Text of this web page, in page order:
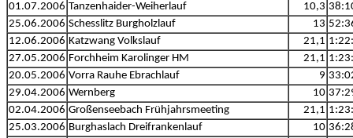
01.07.2006 Tanzenhaider-Weiherlauf 10,3
25.06.2006 Schesslitz Burgholzlauf 13
12.06.2006 Katzwang Volkslauf 21,1
27.05.2006 Forchheim Karolinger HM 21,1
20.05.2006 Vorra Rauhe Ebrachlauf 9
29.04.2006 Wernberg 10
02.04.2006 Großenseebach Frühjahrsmeeting 21,1
25.03.2006 Burghaslach Dreifrankenlauf 10